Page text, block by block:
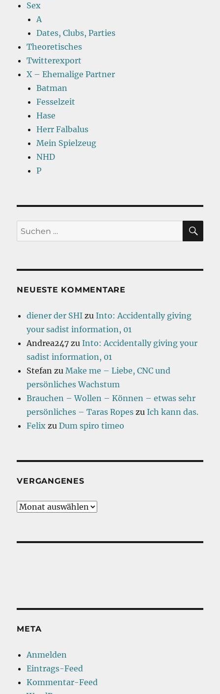
Sex
A
Dates, Clubs, Parties
Theoretisches
Twitterexport
X – Ehemalige Partner
Batman
Fesselzeit
Hase
Herr Falbalus
Mein Spielzeug
NHD
P
Suchen
nach:
NEUESTE KOMMENTARE
diener der SHI zuInto: Accidentally giving
your sadist information, 01
Andrea247 zuInto: Accidentally giving your
sadist information, 01
Stefan zuMake me – Liebe, CNC und
persönliches Wachstum
Brauchen – Wollen – Können – etwas sehr
persönliches – Taras Ropes zuIch kann das.
Felix zuDum spiro timeo
VERGANGENES
Vergangenes
META
Anmelden
Eintrags-Feed
Kommentar-Feed